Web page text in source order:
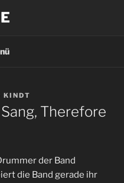
KINDT
Therefore
der Band
die Band gerade ihr